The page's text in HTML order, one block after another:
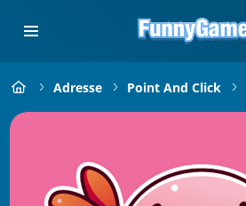
Adresse Point And Click